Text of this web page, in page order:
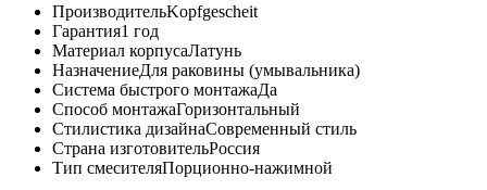
ПроизводительKopfgescheit
Гарантия1 год
Материал корпусаЛатунь
НазначениеДля раковины (умывальника)
Система быстрого монтажаДа
Способ монтажаГоризонтальный
Стилистика дизайнаСовременный стиль
Страна изготовительРоссия
Тип смесителяПорционно-нажимной